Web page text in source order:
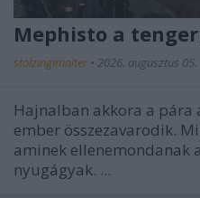
Mephisto a
stolzingimalter • 2026. augusztus 05.
Hajnalban akkora a pára
ember összezavarodik.
aminek ellenemondanak
nyugágyak. ...